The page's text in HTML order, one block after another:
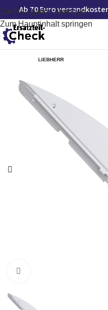
Zur Navigation springen
Zum Hauptinhalt springen
Ab 70 Euro
LIEBHERR